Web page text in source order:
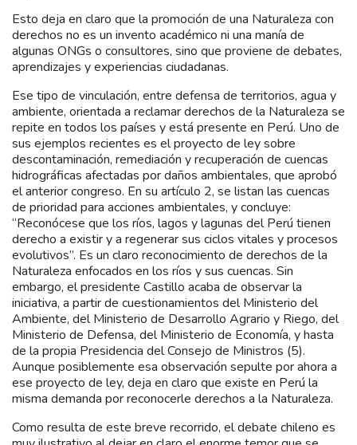
Esto deja en claro que la promoción de una Naturaleza con
derechos no es un invento académico ni una manía de
algunas ONGs o consultores, sino que proviene de debates,
aprendizajes y experiencias ciudadanas.
Ese tipo de vinculación, entre defensa de territorios, agua y
ambiente, orientada a reclamar derechos de la Naturaleza se
repite en todos los países y está presente en Perú. Uno de
sus ejemplos recientes es el proyecto de ley sobre
descontaminación, remediación y recuperación de cuencas
hidrográficas afectadas por daños ambientales, que aprobó
el anterior congreso. En su artículo 2, se listan las cuencas
de prioridad para acciones ambientales, y concluye:
“Reconócese que los ríos, lagos y lagunas del Perú tienen
derecho a existir y a regenerar sus ciclos vitales y procesos
evolutivos”. Es un claro reconocimiento de derechos de la
Naturaleza enfocados en los ríos y sus cuencas. Sin
embargo, el presidente Castillo acaba de observar la
iniciativa, a partir de cuestionamientos del Ministerio del
Ambiente, del Ministerio de Desarrollo Agrario y Riego, del
Ministerio de Defensa, del Ministerio de Economía, y hasta
de la propia Presidencia del Consejo de Ministros (5).
Aunque posiblemente esa observación sepulte por ahora a
ese proyecto de ley, deja en claro que existe en Perú la
misma demanda por reconocerle derechos a la Naturaleza.
Como resulta de este breve recorrido, el debate chileno es